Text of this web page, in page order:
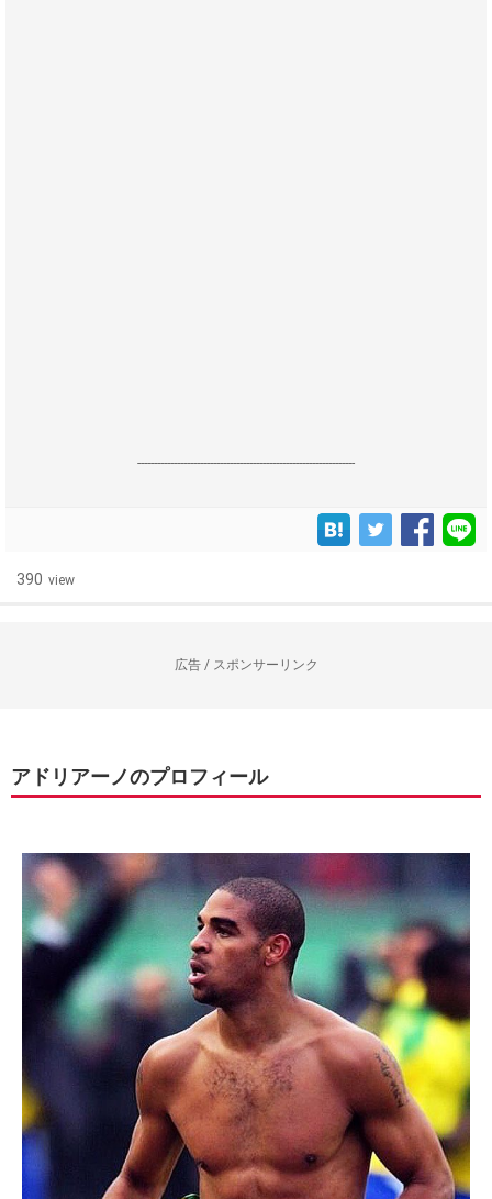
------------------------------------------------------------------
390 view
広告 / スポンサーリンク
アドリアーノのプロフィール